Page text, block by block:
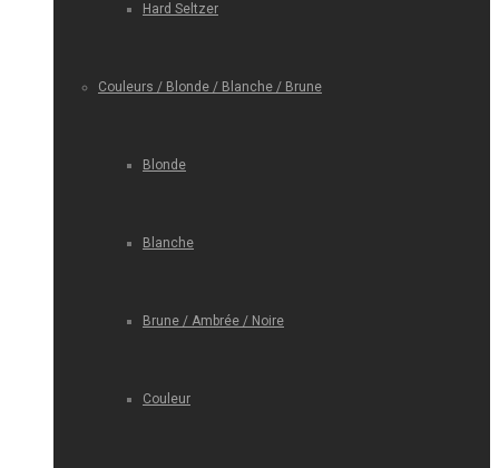
Hard Seltzer
Couleurs / Blonde / Blanche / Brune
Blonde
Blanche
Brune / Ambrée / Noire
Couleur